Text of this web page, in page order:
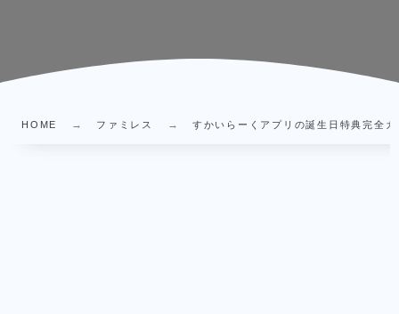
HOME ファミレス すかいらーくアプリの誕生日特典完全